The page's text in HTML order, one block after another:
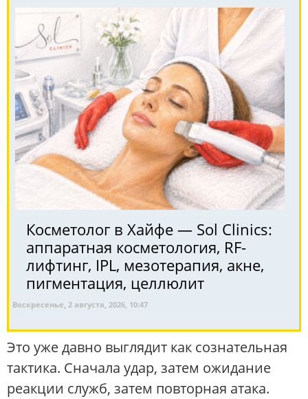
Косметолог в Хайфе — Sol Clinics:
аппаратная косметология, RF-
лифтинг, IPL, мезотерапия, акне,
пигментация, целлюлит
Воскресенье, 2 августа, 2026, 10:47
Это уже давно выглядит как сознательная
тактика. Сначала удар, затем ожидание
реакции служб, затем повторная атака.